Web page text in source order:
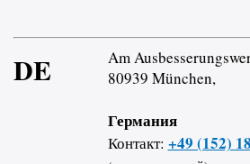
DE
Am
80939 München,
Германия
Контакт: +49 (152)